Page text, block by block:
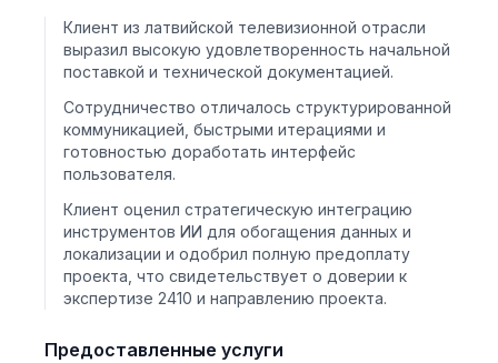
Клиент из латвийской телевизионной отрасли
выразил высокую удовлетворенность начальной
поставкой и технической документацией.
Сотрудничество отличалось структурированной
коммуникацией, быстрыми итерациями и
готовностью доработать интерфейс
пользователя.
Клиент оценил стратегическую интеграцию
инструментов ИИ для обогащения данных и
локализации и одобрил полную предоплату
проекта, что свидетельствует о доверии к
экспертизе 2410 и направлению проекта.
Предоставленные услуги